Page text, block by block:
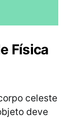
Física
celeste
deve